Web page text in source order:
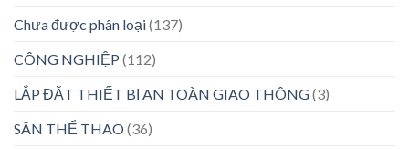
Chưa được phân loại(137)
CÔNG NGHIỆP (112)
LẮP ĐẶT THIẾT BỊ AN TOÀN GIAO THÔNG(3)
SÂN THỂ THAO(36)